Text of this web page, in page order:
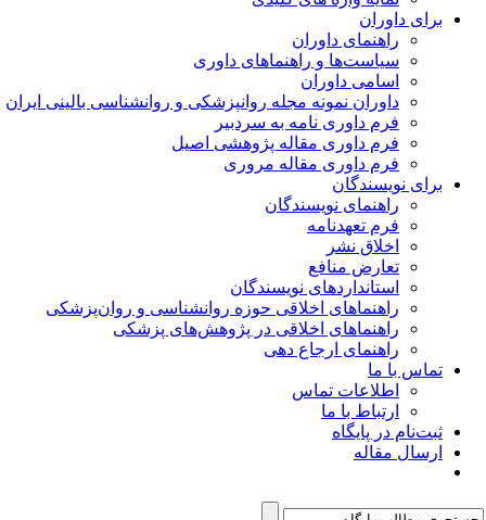
برای داوران
راهنمای داوران
سیاست‌ها و راهنماهای داوری
اسامی داوران
داوران نمونه مجله روانپزشکی و روانشناسی بالینی ایران
فرم داوری نامه به سردبیر
فرم داوری مقاله پژوهشی اصیل
فرم داوری مقاله مروری
برای نویسندگان
راهنمای نویسندگان
فرم تعهدنامه
اخلاق نشر
تعارض منافع
استانداردهای نویسندگان
راهنماهای اخلاقی حوزه روانشناسی و روان‌پزشکی
راهنماهای اخلاقی در پژوهش‌های پزشکی
راهنمای ارجاع دهی
تماس با ما
اطلاعات تماس
ارتباط با ما
ثبت‌نام در پایگاه
ارسال مقاله